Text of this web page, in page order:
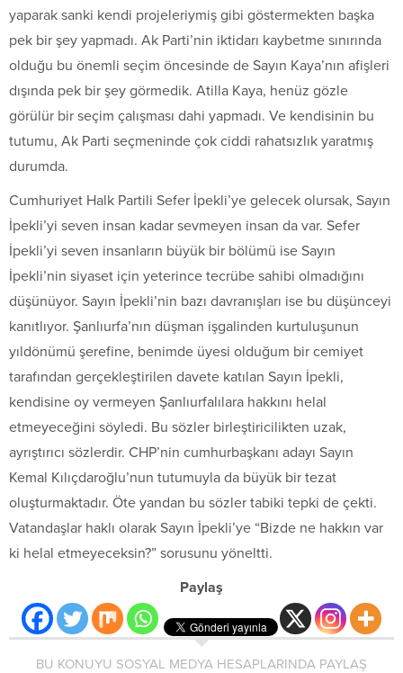
yaparak sanki kendi projeleriymiş gibi göstermekten başka
pek bir şey yapmadı. Ak Parti’nin iktidarı kaybetme sınırında
olduğu bu önemli seçim öncesinde de Sayın Kaya’nın afişleri
dışında pek bir şey görmedik. Atilla Kaya, henüz gözle
görülür bir seçim çalışması dahi yapmadı. Ve kendisinin bu
tutumu, Ak Parti seçmeninde çok ciddi rahatsızlık yaratmış
durumda.
Cumhuriyet Halk Partili Sefer İpekli’ye gelecek olursak, Sayın
İpekli’yi seven insan kadar sevmeyen insan da var. Sefer
İpekli’yi seven insanların büyük bir bölümü ise Sayın
İpekli’nin siyaset için yeterince tecrübe sahibi olmadığını
düşünüyor. Sayın İpekli’nin bazı davranışları ise bu düşünceyi
kanıtlıyor. Şanlıurfa’nın düşman işgalinden kurtuluşunun
yıldönümü şerefine, benimde üyesi olduğum bir cemiyet
tarafından gerçekleştirilen davete katılan Sayın İpekli,
kendisine oy vermeyen Şanlıurfalılara hakkını helal
etmeyeceğini söyledi. Bu sözler birleştiricilikten uzak,
ayrıştırıcı sözlerdir. CHP’nin cumhurbaşkanı adayı Sayın
Kemal Kılıçdaroğlu’nun tutumuyla da büyük bir tezat
oluşturmaktadır. Öte yandan bu sözler tabiki tepki de çekti.
Vatandaşlar haklı olarak Sayın İpekli’ye “Bizde ne hakkın var
ki helal etmeyeceksin?” sorusunu yöneltti.
Paylaş
BU KONUYU SOSYAL MEDYA HESAPLARINDA PAYLAŞ